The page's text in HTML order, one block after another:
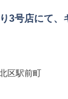
3号店にて、
区駅前町